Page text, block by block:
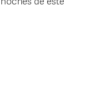
de este